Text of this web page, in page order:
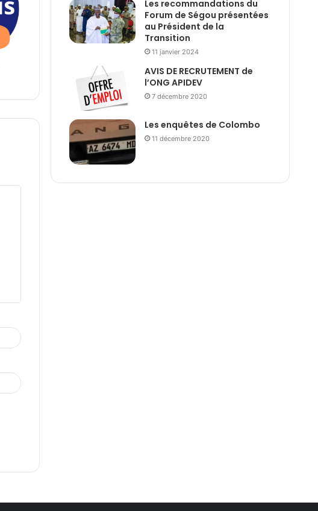
Les recommandations du
Forum de Ségou présentées
au Président de la
Transition
11 janvier 2024
AVIS DE RECRUTEMENT de
l’ONG APIDEV
7 décembre 2020
Les enquêtes de Colombo
11 décembre 2020